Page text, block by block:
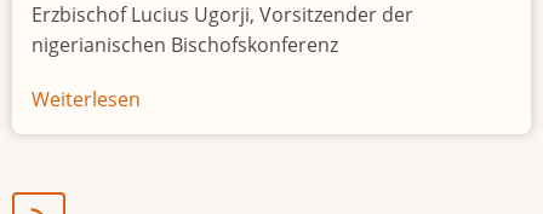
Erzbischof Lucius Ugorji, Vorsitzender der
nigerianischen Bischofskonferenz
Weiterlesen
Jugendarbeitslosigkeit